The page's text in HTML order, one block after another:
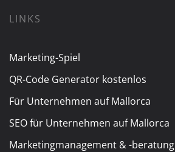
LINKS
Marketing-Spiel
QR-Code Generator kostenlos
Für Unternehmen auf Mallorca
SEO für Unternehmen auf Mallorca
Marketingmanagement & -beratung